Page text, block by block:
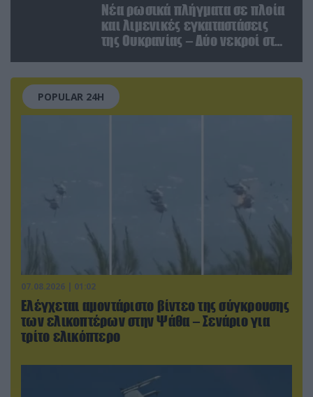
Νέα ρωσικά πλήγματα σε πλοία
και λιμενικές εγκαταστάσεις
της Ουκρανίας – Δύο νεκροί στην
POPULAR 24H
07.08.2026 | 01:02
Ελέγχεται αμοντάριστο βίντεο της σύγκρουσης
των ελικοπτέρων στην Ψάθα – Σενάριο για
τρίτο ελικόπτερο